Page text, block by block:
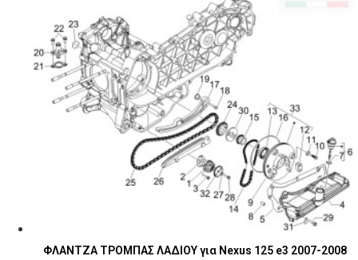
ΦΛΑΝΤΖΑ ΤΡΟΜΠΑΣ ΛΑΔΙΟΥ για Nexus 125 e3 2007-2008